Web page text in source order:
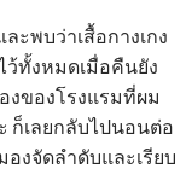
ะพบว่าเสื้อกางเกง
ว้ทั้งหมดเมื่อคืนยัง
งของโรงแรมที่ผม
ก็เลยกลับไปนอนต่อ
องจัดลำดับและเรียบ